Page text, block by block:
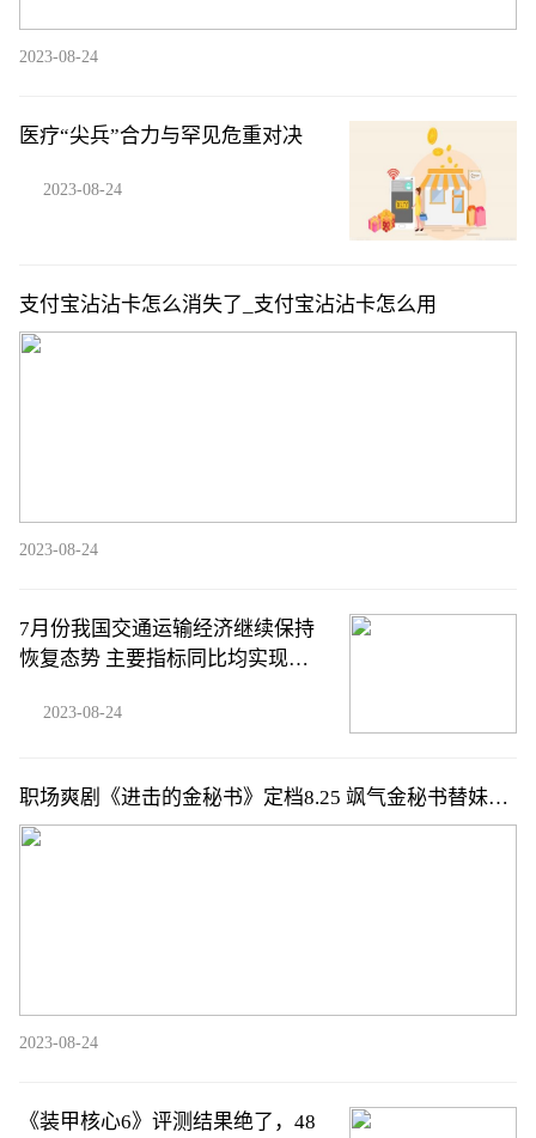
2023-08-24
医疗“尖兵”合力与罕见危重对决
2023-08-24
支付宝沾沾卡怎么消失了_支付宝沾沾卡怎么用
2023-08-24
7月份我国交通运输经济继续保持
恢复态势 主要指标同比均实现增
2023-08-24
职场爽剧《进击的金秘书》定档8.25 飒气金秘书替妹整
顿职场超带感
2023-08-24
《装甲核心6》评测结果绝了，48